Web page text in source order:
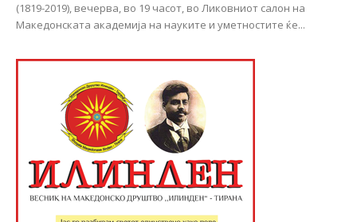
(1819-2019), вечерва, во 19 часот, во Ликовниот салон на
Македонската академија на науките и уметностите ќе...